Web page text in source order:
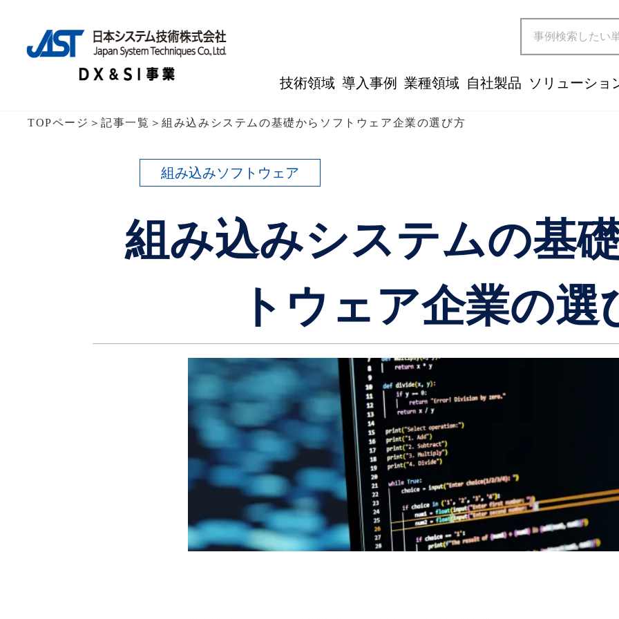
TOPページ ＞記事一覧 ＞組み込みシステムの基礎からソフトウェア企業の選び方
技術領域 導入事例 業種領域 自社製品 ソリューショ
組み込みソフトウェア
組み込みシステムの基
トウェア企業の選